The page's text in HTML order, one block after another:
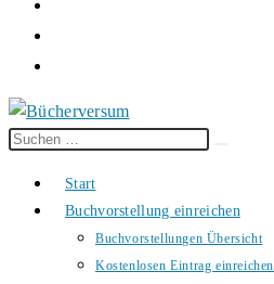
Diese
durchsuchen
Start
Buchvorstellung einreichen
Buchvorstellungen Übersicht
Kostenlosen Eintrag einreichen